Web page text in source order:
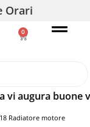
Orari
0
buone
Radiatore motore